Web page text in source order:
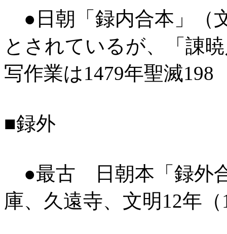
●日朝「録内合本」
とされているが、「諌
写作業は1479年聖滅
■録外
●最古 日朝本「録外
庫、久遠寺、文明12年